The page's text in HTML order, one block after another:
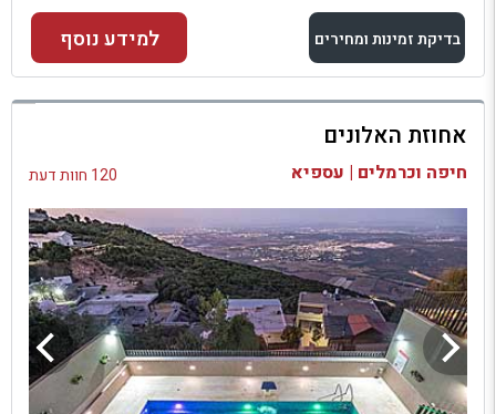
בדיקת זמינות ומחירים
למתחם זה
בדיקת זמינות ומחירים
למידע נוסף
אחוזת האלונים
חיפה וכרמלים | עספיא 120 חוות דעת